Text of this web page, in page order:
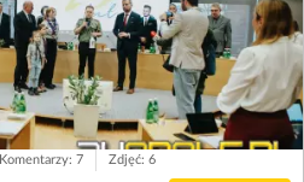
Komentarzy: 7 Zdjęć: 6